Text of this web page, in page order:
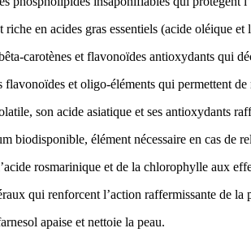
en acides gras essentiels (acide oléique
carotènes et flavonoïdes antioxydants qui
et oligo-éléments qui permettent
son acide asiatique et ses antioxydants
biodisponible, élément nécessaire en cas de
rosmarinique et de la chlorophylle aux
qui renforcent l’action raffermissante de la
apaise et nettoie la peau.